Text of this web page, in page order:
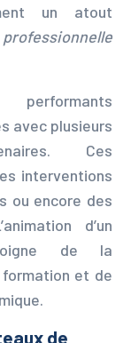
un atout
avec plusieurs
Ces
interventions
ou encore des
d’un
de la
et de
de